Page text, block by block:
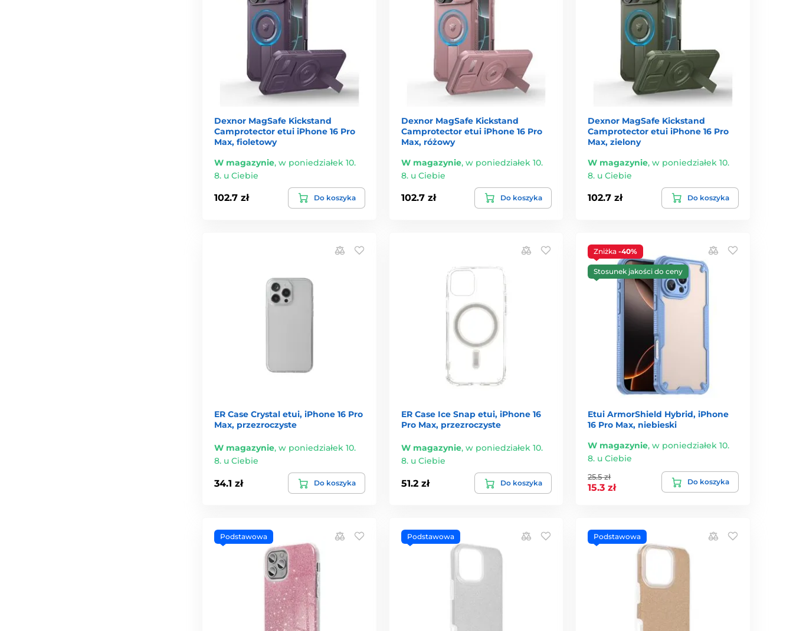
Dexnor MagSafe Kickstand
Camprotector etui iPhone 16 Pro
Max, fioletowy
W magazynie, w poniedziałek 10.
8. u Ciebie
102.7 zł Do koszyka
Dexnor MagSafe Kickstand
Camprotector etui iPhone 16 Pro
Max, różowy
W magazynie, w poniedziałek 10.
8. u Ciebie
102.7 zł Do koszyka
Dexnor MagSafe Kickstand
Camprotector etui iPhone 16 Pro
Max, zielony
W magazynie,w poniedziałek 10.
8. u Ciebie
102.7 zł Do koszyka
ER Case Crystal etui, iPhone 16 Pro
Max, przezroczyste
W magazynie, w poniedziałek 10.
8. u Ciebie
34.1 zł Do koszyka
ER Case Ice Snap etui, iPhone 16
Pro Max, przezroczyste
W magazynie, w poniedziałek 10.
8. u Ciebie
51.2 zł Do koszyka
Zniżka-40%
Stosunek jakości do ceny
Etui ArmorShield Hybrid, iPhone
16 Pro Max, niebieski
W magazynie,w poniedziałek 10.
8. u Ciebie
25.5 zł
15.3 zł
Do koszyka
Podstawowa Podstawowa Podstawowa